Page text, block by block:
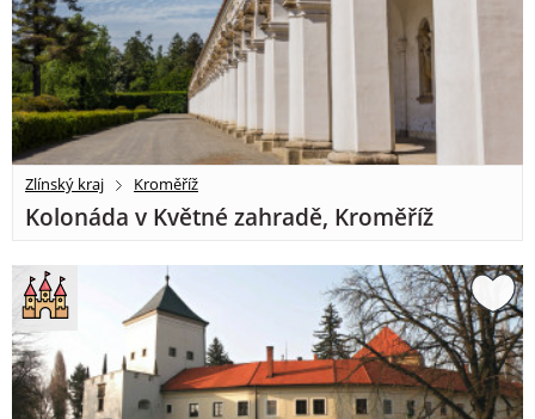
Zlínský kraj Kroměříž
Kolonáda v Květné zahradě, Kroměříž